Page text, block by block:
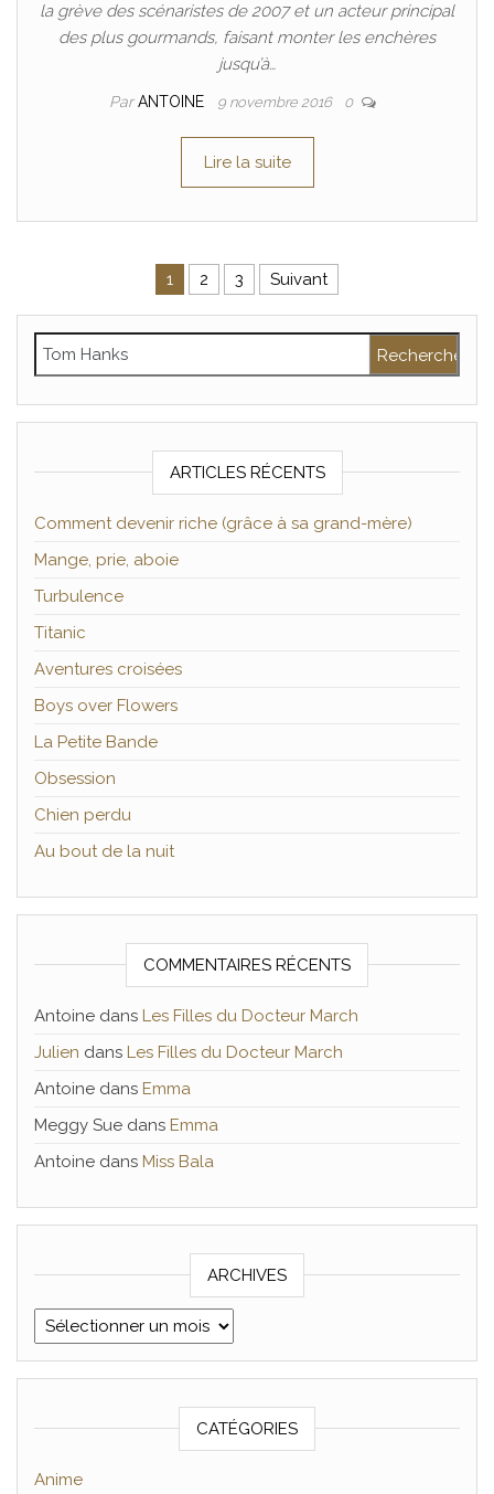
la grève des scénaristes de 2007 et un acteur principal
des plus gourmands, faisant monter les enchères
jusqu’à…
ParANTOINE 9 novembre 2016 0
Lire la suite
Pagination des publications
1 2 3 Suivant
Rechercher :
ARTICLES RÉCENTS
Comment devenir riche (grâce à sa grand-mère)
Mange, prie, aboie
Turbulence
Titanic
Aventures croisées
Boys over Flowers
La Petite Bande
Obsession
Chien perdu
Au bout de la nuit
COMMENTAIRES RÉCENTS
Antoine dans Les Filles du Docteur March
Julien dans Les Filles du Docteur March
Antoine dans Emma
Meggy Sue dans Emma
Antoine dans Miss Bala
ARCHIVES
Archives
CATÉGORIES
Anime